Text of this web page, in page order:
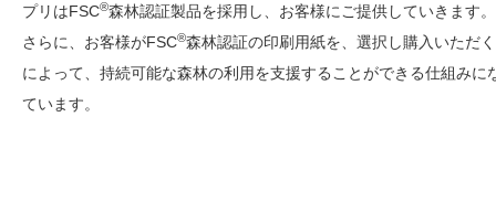
プリはFSC®森林認証製品を採用し、お客様にご提供していきます。
さらに、お客様がFSC®森林認証の印刷用紙を、選択し購入いただ
によって、持続可能な森林の利用を支援することができる仕組みに
ています。